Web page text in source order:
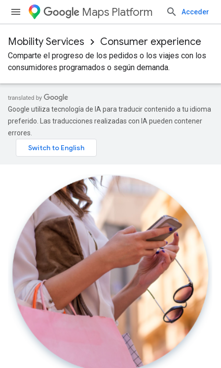
Maps Platform Acceder
Mobility Services Consumer experience
Comparte el progreso de los pedidos o los viajes con los
consumidores programados o según demanda.
Google utiliza tecnología de IA para traducir contenido a tu idioma
preferido. Las traducciones realizadas con IA pueden contener
errores.